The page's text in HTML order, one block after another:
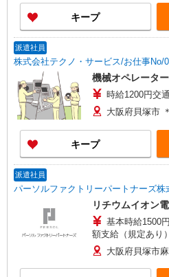
し）
キープ
派遣社員
株式会社テクノ・サービス/お仕事No/
機械オペレータ
時給1200円交
大阪府貝塚市
キープ
派遣社員
パーソルファクトリーパートナーズ株
リチウムイオン
基本時給1500
額支給（規定あり
務＋残業40h＋深
大阪府貝塚市